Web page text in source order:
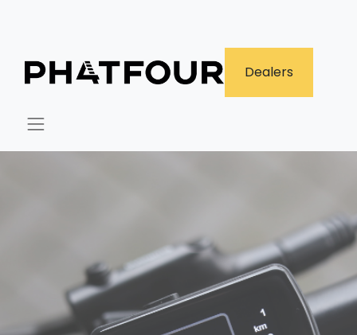
​Dealers